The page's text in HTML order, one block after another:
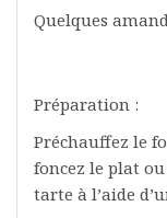
Quelques
Préparation :
Préchauffez le
foncez le plat
tarte à l’aide